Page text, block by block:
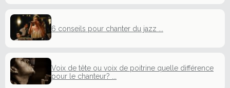
6 conseils pour chanter du jazz ...
Voix de tête ou voix de poitrine quelle différence
pour le chanteur? ...